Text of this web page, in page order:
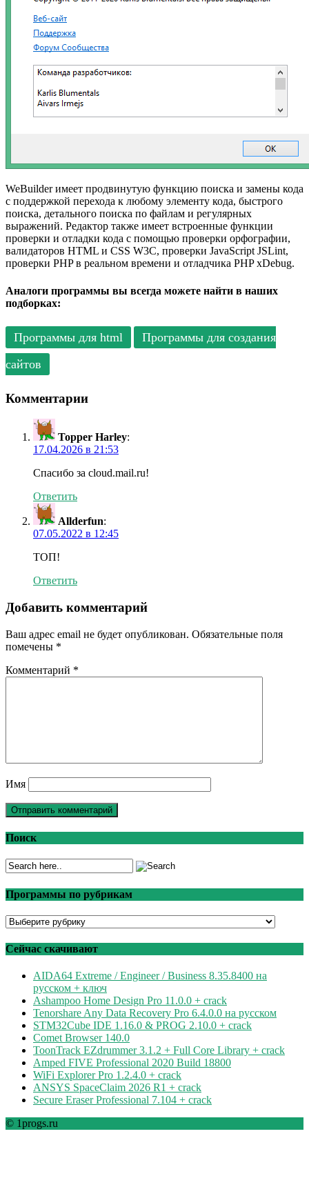
WeBuilder имеет продвинутую функцию поиска и замены кода
с поддержкой перехода к любому элементу кода, быстрого
поиска, детального поиска по файлам и регулярных
выражений. Редактор также имеет встроенные функции
проверки и отладки кода с помощью проверки орфографии,
валидаторов HTML и CSS W3C, проверки JavaScript JSLint,
проверки PHP в реальном времени и отладчика PHP xDebug.
Аналоги программы вы всегда можете найти в наших
подборках:
Программы для html
Программы для создания
сайтов
Комментарии
Topper Harley:
17.04.2026 в 21:53
Спасибо за cloud.mail.ru!
Ответить
Allderfun:
07.05.2022 в 12:45
ТОП!
Ответить
Добавить комментарий
Ваш адрес email не будет опубликован. Обязательные поля
помечены *
Комментарий *
Имя
Поиск
Программы по рубрикам
Программы
рубрикам
Сейчас скачивают
AIDA64 Extreme / Engineer / Business 8.35.8400 на
русском + ключ
Ashampoo Home Design Pro 11.0.0 + crack
Tenorshare Any Data Recovery Pro 6.4.0.0 на русском
STM32Cube IDE 1.16.0 & PROG 2.10.0 + crack
Comet Browser 140.0
ToonTrack EZdrummer 3.1.2 + Full Core Library + crack
Amped FIVE Professional 2020 Build 18800
WiFi Explorer Pro 1.2.4.0 + crack
ANSYS SpaceClaim 2026 R1 + crack
Secure Eraser Professional 7.104 + crack
© 1progs.ru